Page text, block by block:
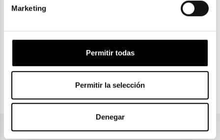
Marketing
Permitir todas
Permitir la selección
Denegar
CLICK & COLLECT
PAGO SEGURO
Únete a nuestra newsletter